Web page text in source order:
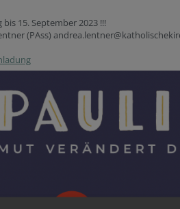
bis 15. September 2023 !!!
(PAss)